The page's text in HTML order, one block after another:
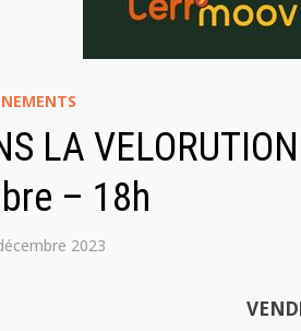
LA
– 18h
2023